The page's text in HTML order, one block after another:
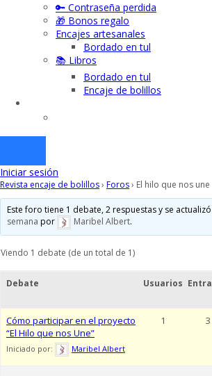
🔑 Contraseña perdida
🎁 Bonos regalo
Encajes artesanales
Bordado en tul
📚 Libros
Bordado en tul
Encaje de bolillos
Iniciar sesión
Revista encaje de bolillos› Foros› El hilo que nos une
Este foro tiene 1 debate, 2 respuestas y se actualizó
semana por Maribel Albert.
Viendo 1 debate (de un total de 1)
Debate Usuarios
Cómo participar en el proyecto
“El Hilo que nos Une”
Iniciado por: Maribel Albert
1 3